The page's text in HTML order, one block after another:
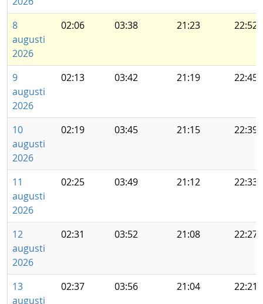
8
augusti
2026
02:06 03:38 21:23 22:52
9
augusti
2026
02:13 03:42 21:19 22:45
10
augusti
2026
02:19 03:45 21:15 22:39
11
augusti
2026
02:25 03:49 21:12 22:33
12
augusti
2026
02:31 03:52 21:08 22:27
13
augusti
02:37 03:56 21:04 22:21